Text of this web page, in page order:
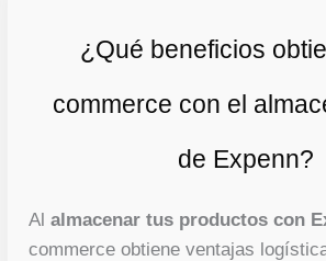
¿Qué beneficios
commerce con el
de Expenn?
Al almacenar tus productos con
commerce obtiene ventajas